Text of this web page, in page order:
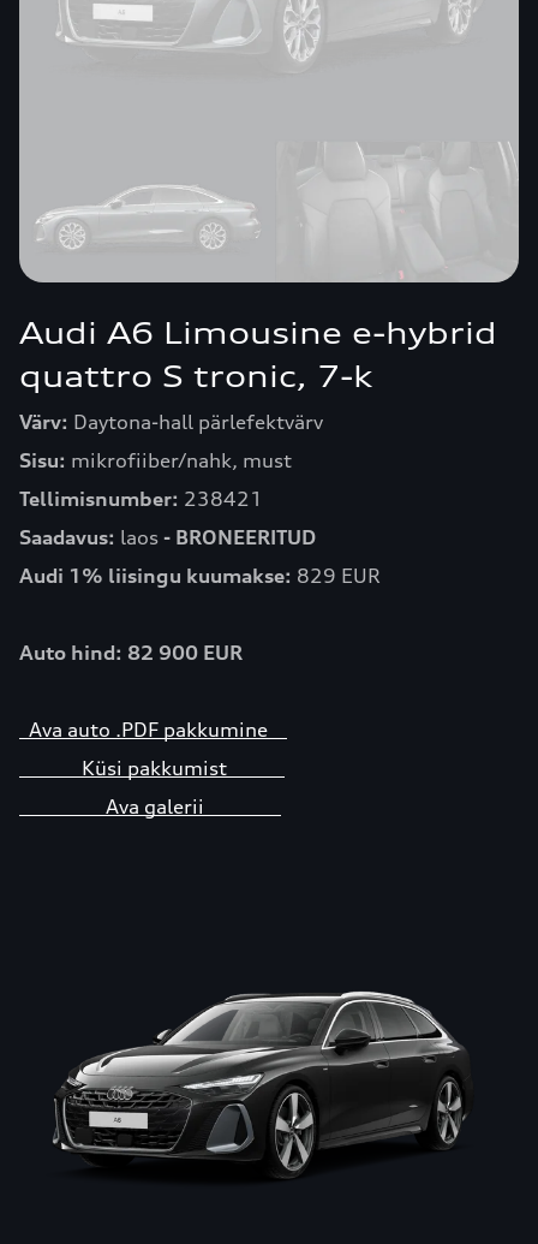
Audi A6 Limousine e-hybrid
quattro S tronic, 7-k
Värv: Daytona-hall pärlefektvärv
Sisu: mikrofiiber/nahk, must
Tellimisnumber: 238421
Saadavus: laos - BRONEERITUD
Audi 1% liisingu kuumakse: 829 EUR
Auto hind: 82 900 EUR
Ava auto .PDF pakkumine
Küsi pakkumist
Ava galerii